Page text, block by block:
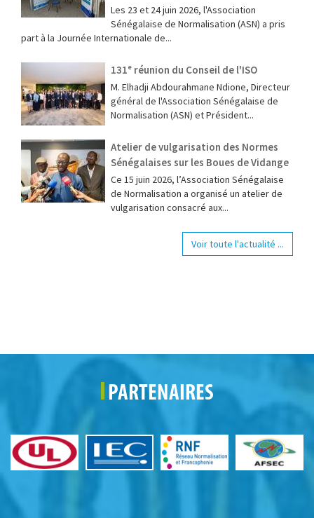
‎Les 23 et 24 juin 2026, l'Association
Sénégalaise de Normalisation (ASN) a pris
part à la Journée Internationale de...
131ᵉ réunion du Conseil de l'ISO
M. Elhadji Abdourahmane Ndione, Directeur
général de l'Association Sénégalaise de
Normalisation (ASN) et Président...
Atelier de vulgarisation des Normes
Sénégalaises sur les Boues de Vidange
Ce 15 juin 2026, l’Association Sénégalaise
de Normalisation a organisé un atelier de
vulgarisation consacré aux...
Voir toute l'actualité ...
PARTENAIRES